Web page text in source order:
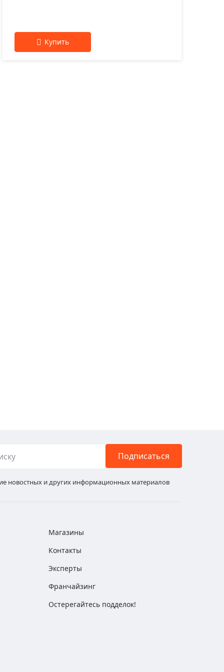
Подписаться
новостных и других информационных материалов
Магазины
Контакты
Эксперты
Франчайзинг
Остерегайтесь подделок!